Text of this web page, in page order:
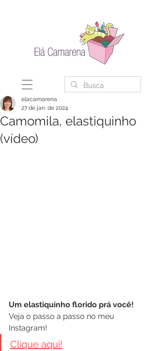
Camomila, elastiquinho
(vídeo)
elacamarena
27 de jan. de 2024
Um elastiquinho florido prá você!
Veja o passo a passo no meu
Instagram!
Clique aqui!